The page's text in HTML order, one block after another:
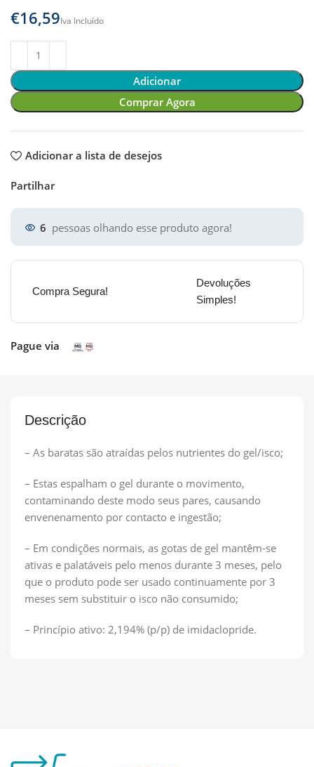
€
Adicionar
Comprar Agora
Adicionar a lista de desejos
Partilhar
6 pessoas olhando esse produto agora!
Compra Segura!
Devoluções
Simples!
Pague via
Descrição
– As baratas são atraídas pelos nutrientes do gel/isco;
– Estas espalham o gel durante o movimento,
contaminando deste modo seus pares, causando
envenenamento por contacto e ingestão;
– Em condições normais, as gotas de gel mantêm-se
ativas e palatáveis pelo menos durante 3 meses, pelo
que o produto pode ser usado continuamente por 3
meses sem substituir o isco não consumido;
– Princípio ativo: 2,194% (p/p) de imidaclopride.